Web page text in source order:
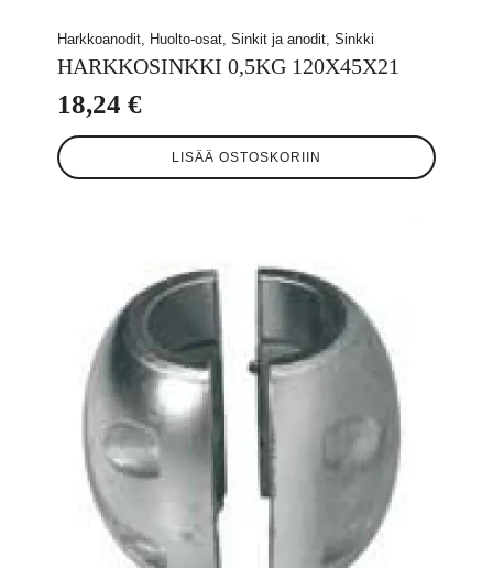
Harkkoanodit, Huolto-osat, Sinkit ja anodit, Sinkki
HARKKOSINKKI 0,5KG 120X45X21
18,24 €
LISÄÄ OSTOSKORIIN